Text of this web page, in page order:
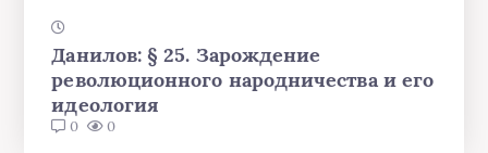
Данилов: § 25. Зарождение
революционного народничества и его
идеология
0 0